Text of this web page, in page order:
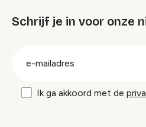
Schrijf je in voor onze
Ik ga akkoord met de